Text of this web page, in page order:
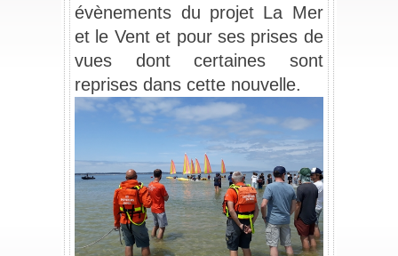
évènements du projet La Mer
et le Vent et pour ses prises de
vues dont certaines sont
reprises dans cette nouvelle.